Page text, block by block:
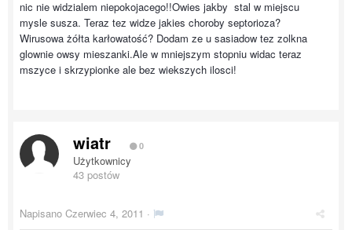
nic nie widzialem niepokojacego!!Owies jakby stal w miejscu
mysle susza. Teraz tez widze jakies choroby septorioza?
Wirusowa żółta karłowatość? Dodam ze u sasiadow tez zolkna
glownie owsy mieszanki.Ale w mniejszym stopniu widac teraz
mszyce i skrzypionke ale bez wiekszych ilosci!
wiatr 0
Użytkownicy
43 postów
Napisano Czerwiec 4, 2011 ·